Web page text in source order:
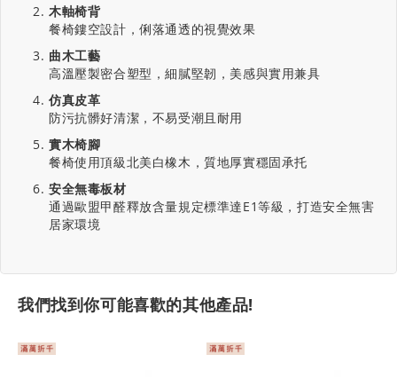
木軸椅背
餐椅鏤空設計，俐落通透的視覺效果
曲木工藝
高溫壓製密合塑型，細膩堅韌，美感與實用兼具
仿真皮革
防污抗髒好清潔，不易受潮且耐用
實木椅腳
餐椅使用頂級北美白橡木，質地厚實穩固承托
安全無毒板材
通過歐盟甲醛釋放含量規定標準達E1等級，打造安全無害
居家環境
我們找到你可能喜歡的其他產品!